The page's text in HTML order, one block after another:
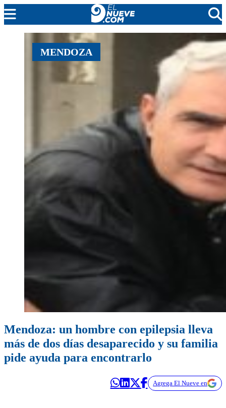
MENDOZA
CADA DÍA
MENDOZA
Mendoza: un hombre con epilepsia lleva
más de dos días desaparecido y su familia
pide ayuda para encontrarlo
Agrega El Nueve en